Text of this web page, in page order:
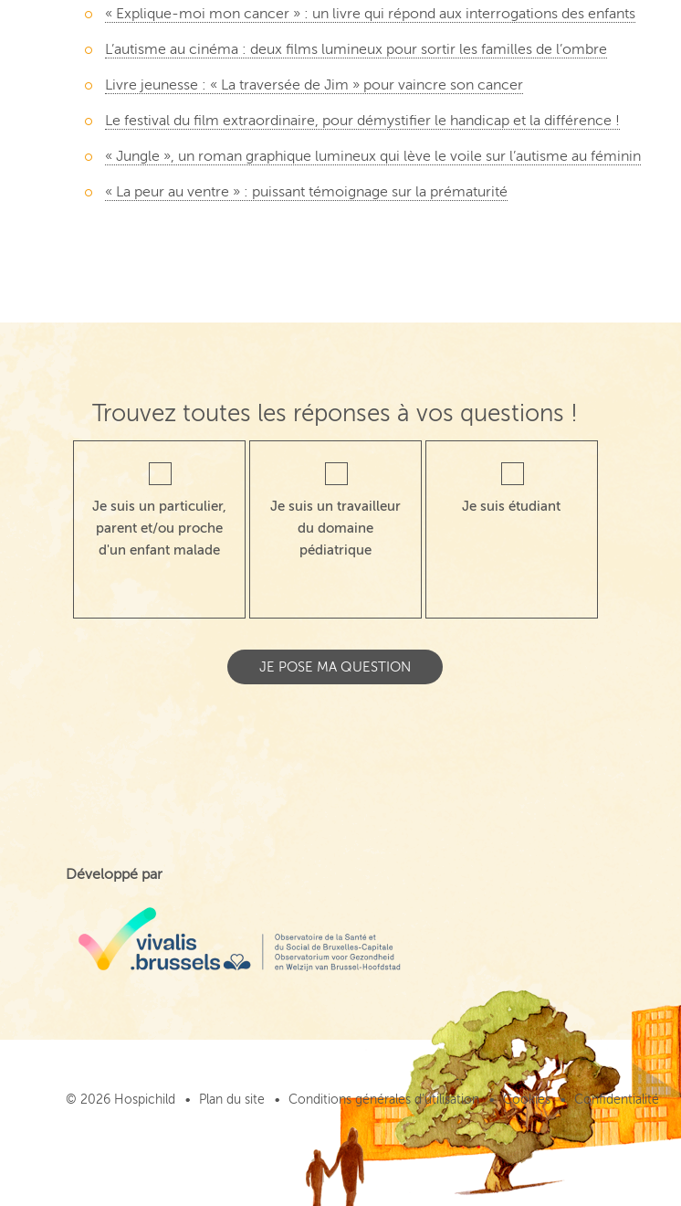
« Explique-moi mon cancer » : un livre qui répond aux interrogations des enfants
L’autisme au cinéma : deux films lumineux pour sortir les familles de l’ombre
Livre jeunesse : « La traversée de Jim » pour vaincre son cancer
Le festival du film extraordinaire, pour démystifier le handicap et la différence !
« Jungle », un roman graphique lumineux qui lève le voile sur l’autisme au féminin
« La peur au ventre » : puissant témoignage sur la prématurité
Trouvez toutes les réponses à vos questions !
Je suis un particulier,
parent et/ou proche
d'un enfant malade
Je suis un travailleur
du domaine
pédiatrique
Je suis étudiant
Développé par
© 2026 Hospichild Plan du site Conditions générales d’utilisation Cookies Confidentialité